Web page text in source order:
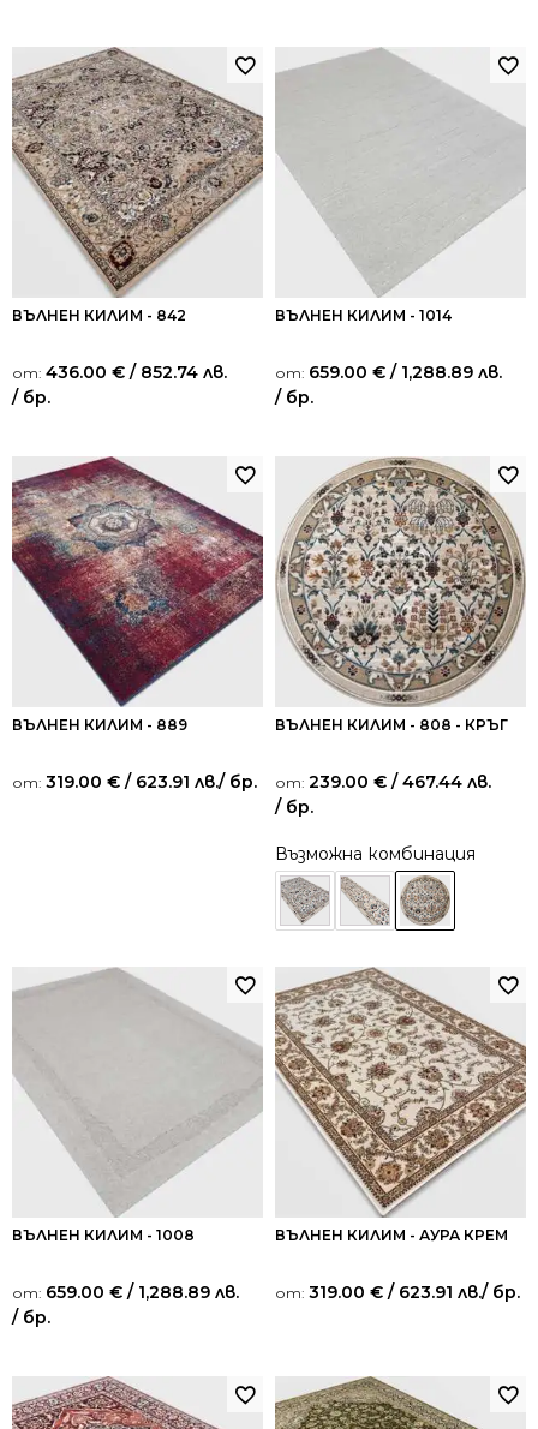
ВЪЛНЕН КИЛИМ - 842
от: 436.00 € / 852.74 лв.
/ бр.
ВЪЛНЕН КИЛИМ - 1014
от: 659.00 € / 1,288.89 лв.
/ бр.
ВЪЛНЕН КИЛИМ - 889
от: 319.00 € / 623.91 лв./ бр.
ВЪЛНЕН КИЛИМ - 808 - КРЪГ
от: 239.00 € / 467.44 лв.
/ бр.
Възможна комбинация
ВЪЛНЕН КИЛИМ - 1008
от: 659.00 € / 1,288.89 лв.
/ бр.
ВЪЛНЕН КИЛИМ - АУРА КРЕМ
от: 319.00 € / 623.91 лв./ бр.